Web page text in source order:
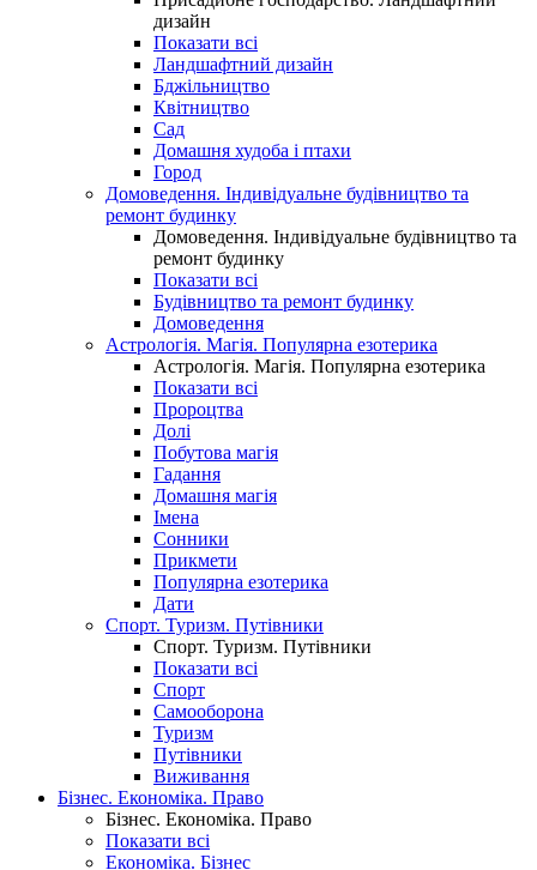
дизайн
Показати всі
Ландшафтний дизайн
Бджільництво
Квітництво
Сад
Домашня худоба і птахи
Город
Домоведення. Індивідуальне будівництво та
ремонт будинку
Домоведення. Індивідуальне будівництво та
ремонт будинку
Показати всі
Будівництво та ремонт будинку
Домоведення
Астрологія. Магія. Популярна езотерика
Астрологія. Магія. Популярна езотерика
Показати всі
Пророцтва
Долі
Побутова магія
Гадання
Домашня магія
Імена
Сонники
Прикмети
Популярна езотерика
Дати
Спорт. Туризм. Путівники
Спорт. Туризм. Путівники
Показати всі
Спорт
Самооборона
Туризм
Путівники
Виживання
Бізнес. Економіка. Право
Бізнес. Економіка. Право
Показати всі
Економіка. Бізнес